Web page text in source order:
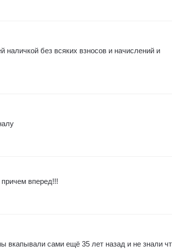
без всяких взносов и начислений и
вперед!!!
вкапывали сами ещё 35 лет назад и не знали